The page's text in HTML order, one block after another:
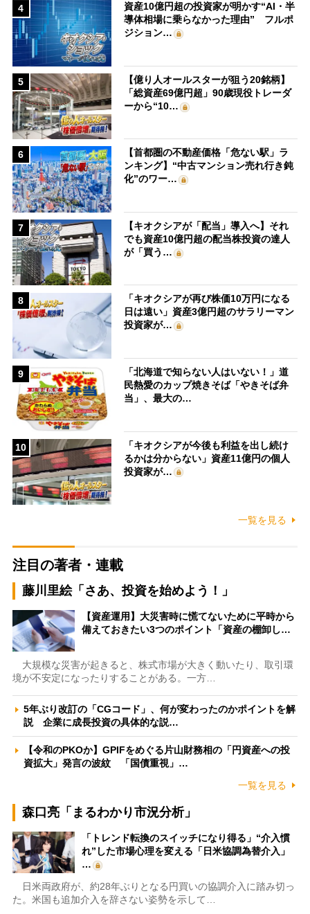
4
資産10億円超の投資家が明かす“AI・半
導体相場に乗らなかった理由” フルポ
ジション…
5
【億り人オールスターが狙う20銘柄】
「総資産69億円超」90歳現役トレーダ
ーから“10…
6
【首都圏の不動産価格「危ない駅」ラ
ンキング】“中古マンション売れ行き鈍
化”のワー…
7
【キオクシアが「配当」導入へ】それ
でも資産10億円超の配当株投資の達人
が「買う…
8
「キオクシアが再び株価10万円になる
日は遠い」資産3億円超のサラリーマン
投資家が…
9
「北海道で知らない人はいない！」道
民熱愛のカップ焼きそば「やきそば弁
当」、最大の…
10
「キオクシアが今後も利益を出し続け
るかは分からない」資産11億円の個人
投資家が…
一覧を見る
注目の著者・連載
藤川里絵「さあ、投資を始めよう！」
【資産運用】大災害時に慌てないために平時から
備えておきたい3つのポイント「資産の棚卸し…
大規模な災害が起きると、株式市場が大きく動いたり、取引環
境が不安定になったりすることがある。一方…
5年ぶり改訂の「CGコード」、何が変わったのかポイントを解
説 企業に成長投資の具体的な説…
【令和のPKOか】GPIFをめぐる片山財務相の「円資産への投
資拡大」発言の波紋 「国債重視」…
一覧を見る
森口亮「まるわかり市況分析」
「トレンド転換のスイッチになり得る」“介入慣
れ”した市場心理を変える「日米協調為替介入」
…
日米両政府が、約28年ぶりとなる円買いの協調介入に踏み切っ
た。米国も追加介入を辞さない姿勢を示して…